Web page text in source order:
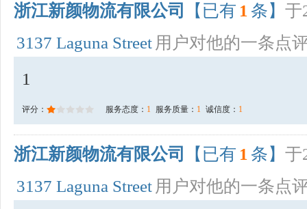
浙江新颜物流有限公司 【已有 1 条】 于
3137 Laguna Street 用户对他的一条点
1
评分： 服务态度： 1 服务质量： 1 诚信度： 1
浙江新颜物流有限公司 【已有 1 条】 于
3137 Laguna Street 用户对他的一条点